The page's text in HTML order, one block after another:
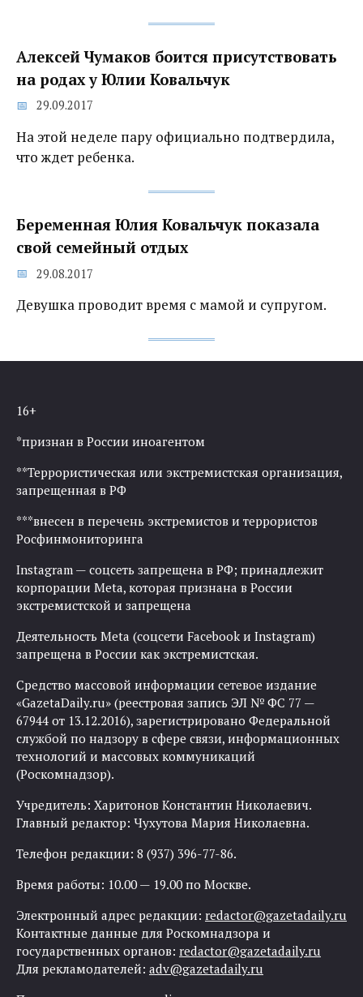
Алексей Чумаков боится присутствовать
на родах у Юлии Ковальчук‍
29.09.2017
На этой неделе пару официально подтвердила,
что ждет ребенка.
Беременная Юлия Ковальчук показала
свой семейный отдых
29.08.2017
Девушка проводит время с мамой и супругом.
16+
*признан в России иноагентом
**Террористическая или экстремистская организация,
запрещенная в РФ
***внесен в перечень экстремистов и террористов
Росфинмониторинга
Instagram — соцсеть запрещена в РФ; принадлежит
корпорации Meta, которая признана в России
экстремистской и запрещена
Деятельность Meta (соцсети Facebook и Instagram)
запрещена в России как экстремистская.
Средство массовой информации сетевое издание
«GazetaDaily.ru» (реестровая запись ЭЛ № ФС 77 —
67944 от 13.12.2016), зарегистрировано Федеральной
службой по надзору в сфере связи, информационных
технологий и массовых коммуникаций
(Роскомнадзор).
Учредитель: Харитонов Константин Николаевич.
Главный редактор: Чухутова Мария Николаевна.
Телефон редакции: 8 (937) 396-77-86.
Время работы: 10.00 — 19.00 по Москве.
Электронный адрес редакции: redactor@gazetadaily.ru
Контактные данные для Роскомнадзора и
государственных органов: redactor@gazetadaily.ru
Для рекламодателей: adv@gazetadaily.ru